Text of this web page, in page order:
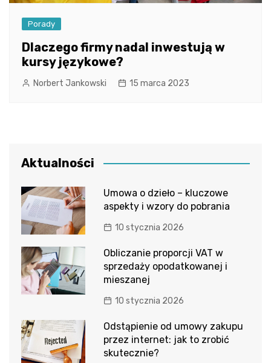
Porady
Dlaczego firmy nadal inwestują w
kursy językowe?
Norbert Jankowski 15 marca 2023
Aktualności
Umowa o dzieło – kluczowe
aspekty i wzory do pobrania
10 stycznia 2026
Obliczanie proporcji VAT w
sprzedaży opodatkowanej i
mieszanej
10 stycznia 2026
Odstąpienie od umowy zakupu
przez internet: jak to zrobić
skutecznie?